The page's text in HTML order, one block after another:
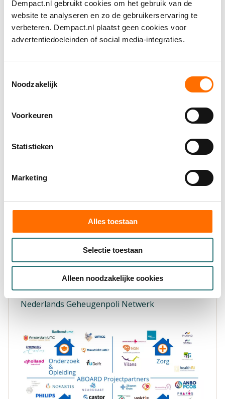
Dempact.nl gebruikt cookies om het gebruik van de
website te analyseren en zo de gebruikerservaring te
verbeteren. Dempact.nl plaatst geen cookies voor
advertentiedoeleinden of social media-integraties.
Noodzakelijk
Voorkeuren
Statistieken
Marketing
Alles toestaan
Selectie toestaan
Alleen noodzakelijke cookies
Jeroen Bosch Ziekenhuis
Frisius MC
Zorg Innovatie Forum
Pharmo/Stizon
Hersenstichting
PGGM
Zorgverzekeraars Nederland
Neurocast
Castor
Roche NL
Novartis
Vektis
Edwin Bouw Fonds
Gieskes-Strijbis Fonds
Nederlands Geheugenpoli Netwerk